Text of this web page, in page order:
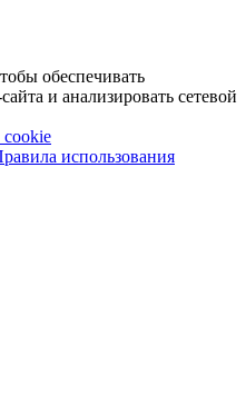
обеспечивать
и анализировать сетевой
cookie
использования